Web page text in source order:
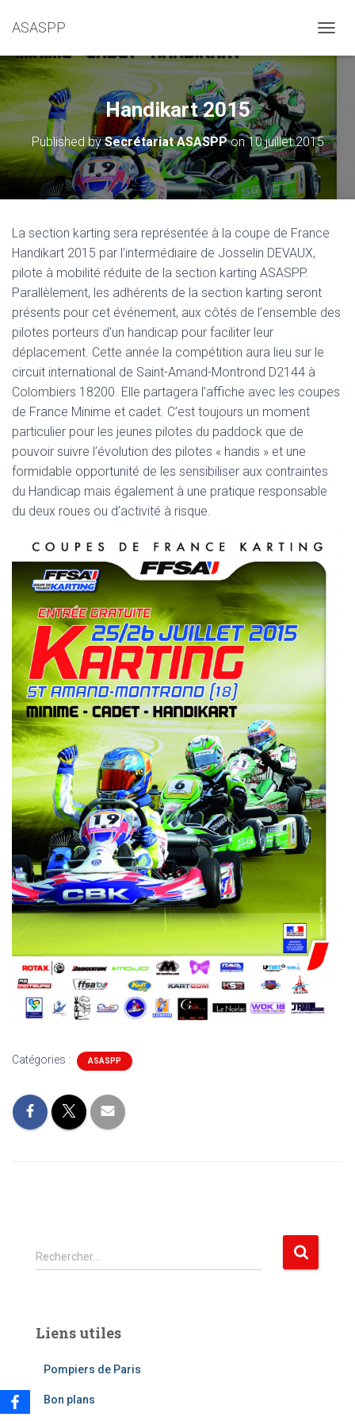
ASASPP
Handikart 2015
Published bySecrétariat ASASPPon10 juillet 2015
La section karting sera représentée à la coupe de France
Handikart 2015 par l’intermédiaire de Josselin DEVAUX,
pilote à mobilité réduite de la section karting ASASPP.
Parallèlement, les adhérents de la section karting seront
présents pour cet événement, aux côtés de l’ensemble des
pilotes porteurs d’un handicap pour faciliter leur
déplacement. Cette année la compétition aura lieu sur le
circuit international de Saint-Amand-Montrond D2144 à
Colombiers 18200. Elle partagera l’affiche avec les coupes
de France Minime et cadet. C’est toujours un moment
particulier pour les jeunes pilotes du paddock que de
pouvoir suivre l’évolution des pilotes « handis » et une
formidable opportunité de les sensibiliser aux contraintes
du Handicap mais également à une pratique responsable
du deux roues ou d’activité à risque.
Catégories : ASASPP
R
e
r
Rechercher…
Liens utiles
Pompiers de Paris
Bon plans